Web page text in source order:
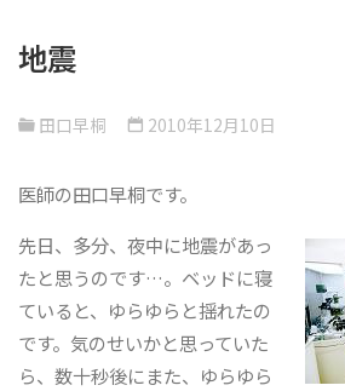
地震
田口早桐 2010年12月10日
医師の田口早桐です。
先日、多分、夜中に地震があっ
たと思うのです…。ベッドに寝
ていると、ゆらゆらと揺れたの
です。気のせいかと思っていた
ら、数十秒後にまた、ゆらゆら